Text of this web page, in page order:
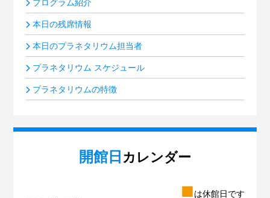
プログラム紹介
本日の残席情報
本日のプラネタリウム担当者
プラネタリウム スケジュール
プラネタリウムの特徴
開館日 カレンダー
■は休館日です